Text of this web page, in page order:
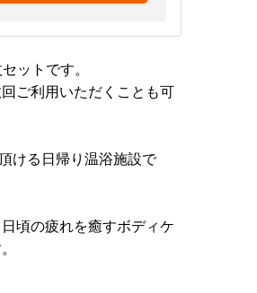
ットです。
ご利用いただくことも可
ける日帰り温浴施設で
頃の疲れを癒すボディケ